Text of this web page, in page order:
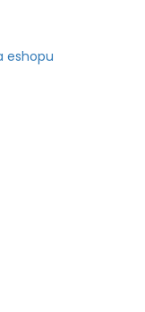
eshopu